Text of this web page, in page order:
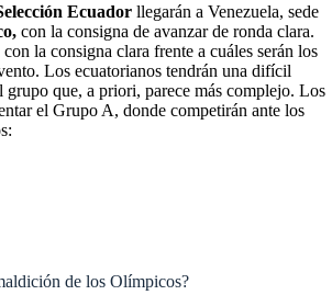
Ecuador llegarán a Venezuela, sede
con la consigna de avanzar de ronda clara.
la consigna clara frente a cuáles serán los
Los ecuatorianos tendrán una difícil
grupo que, a priori, parece más complejo. Los
el Grupo A, donde competirán ante los
de los Olímpicos?